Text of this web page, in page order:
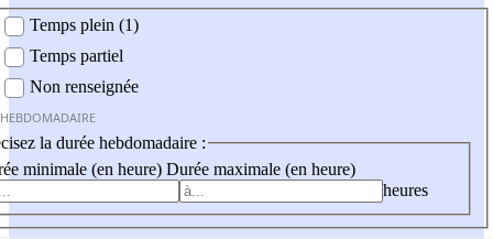
Temps plein (1)
Temps partiel
Non renseignée
la durée hebdomadaire :
minimale (en heure) Durée maximale (en heure)
heures